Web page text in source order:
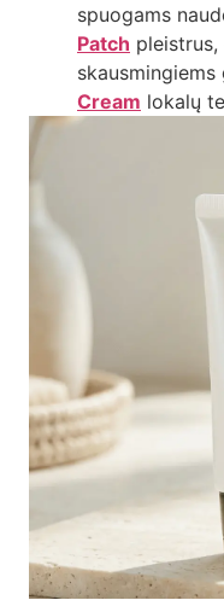
spuogams
Patch
skausmingiems
Cream lokalų